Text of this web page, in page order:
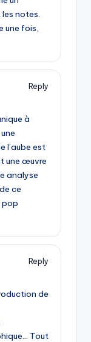
notes.
une fois,
Reply
à
l’aube est
une œuvre
analyse
ce
pop
Reply
de
Tout